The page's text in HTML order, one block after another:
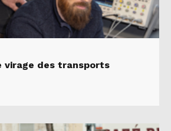
virage des transports